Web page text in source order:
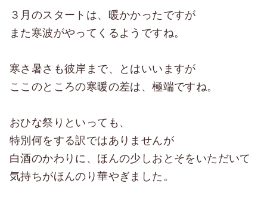
３月のスタートは、暖かかったですが
また寒波がやってくるようですね。
寒さ暑さも彼岸まで、とはいいますが
ここのところの寒暖の差は、極端ですね。
おひな祭りといっても、
特別何をする訳ではありませんが
白酒のかわりに、ほんの少しおとそをいただいて
気持ちがほんのり華やぎました。